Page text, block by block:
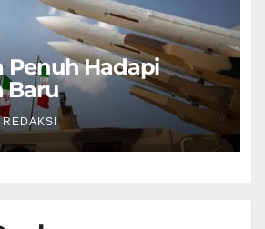
Penuh Hadapi
Baru
REDAKSI